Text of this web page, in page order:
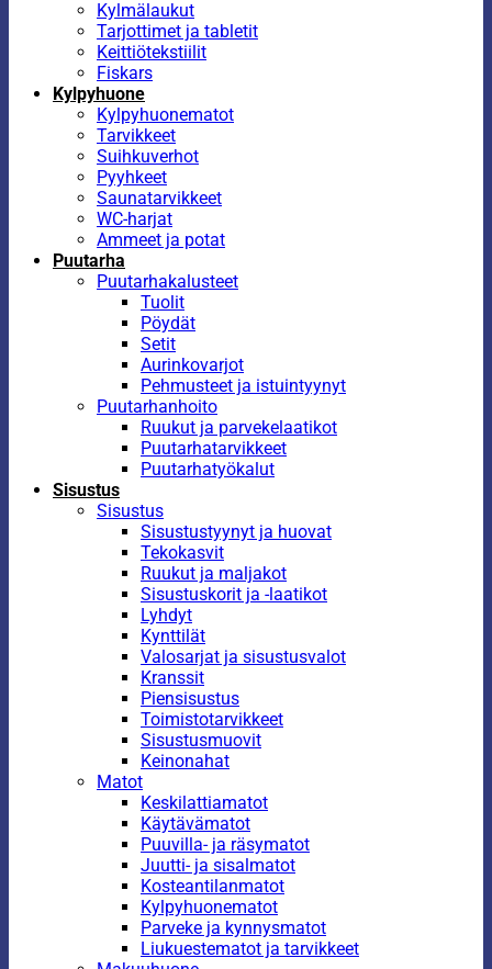
Kylmälaukut
Tarjottimet ja tabletit
Keittiötekstiilit
Fiskars
Kylpyhuone
Kylpyhuonematot
Tarvikkeet
Suihkuverhot
Pyyhkeet
Saunatarvikkeet
WC-harjat
Ammeet ja potat
Puutarha
Puutarhakalusteet
Tuolit
Pöydät
Setit
Aurinkovarjot
Pehmusteet ja istuintyynyt
Puutarhanhoito
Ruukut ja parvekelaatikot
Puutarhatarvikkeet
Puutarhatyökalut
Sisustus
Sisustus
Sisustustyynyt ja huovat
Tekokasvit
Ruukut ja maljakot
Sisustuskorit ja -laatikot
Lyhdyt
Kynttilät
Valosarjat ja sisustusvalot
Kranssit
Piensisustus
Toimistotarvikkeet
Sisustusmuovit
Keinonahat
Matot
Keskilattiamatot
Käytävämatot
Puuvilla- ja räsymatot
Juutti- ja sisalmatot
Kosteantilanmatot
Kylpyhuonematot
Parveke ja kynnysmatot
Liukuestematot ja tarvikkeet